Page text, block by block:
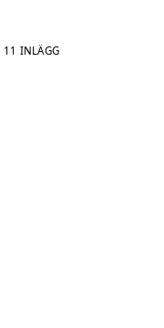
11 INLÄGG